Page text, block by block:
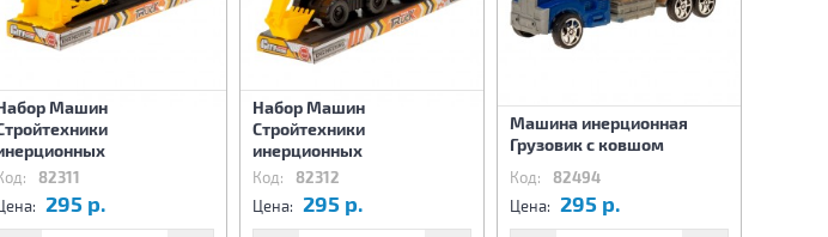
Машин
82311
295 р.
Набор Машин
Стройтехники
инерционных
Код: 82312
Цена: 295 р.
Машина инерционная
Грузовик с ковшом
Код: 82494
Цена: 295 р.